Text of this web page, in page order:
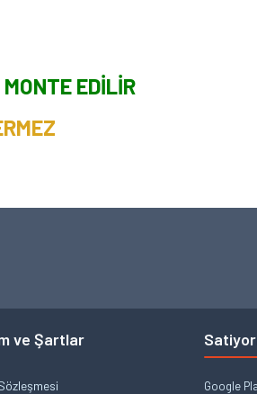
EDİLİR
ve Şartlar
Google